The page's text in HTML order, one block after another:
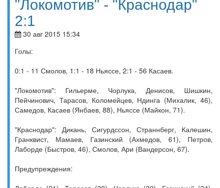
"Локомотив" - "Краснодар"
2:1
30 авг 2015 15:34
Голы:
0:1 - 11 Смолов, 1:1 - 18 Ньяссе, 2:1 - 56 Касаев.
"Локомотив": Гильерме, Чорлука, Денисов, Шишкин,
Пейчинович, Тарасов, Коломейцев, Ндинга (Михалик, 46),
Самедов, Касаев (Янбаев, 88), Ньяссе (Майкон, 71).
"Краснодар": Дикань, Сигурдссон, Страннберг, Калешин,
Гранквист, Мамаев, Газинский (Ахмедов, 61), Петров,
Лаборде (Быстров, 46), Смолов, Ари (Вандерсон, 67).
Предупреждения: